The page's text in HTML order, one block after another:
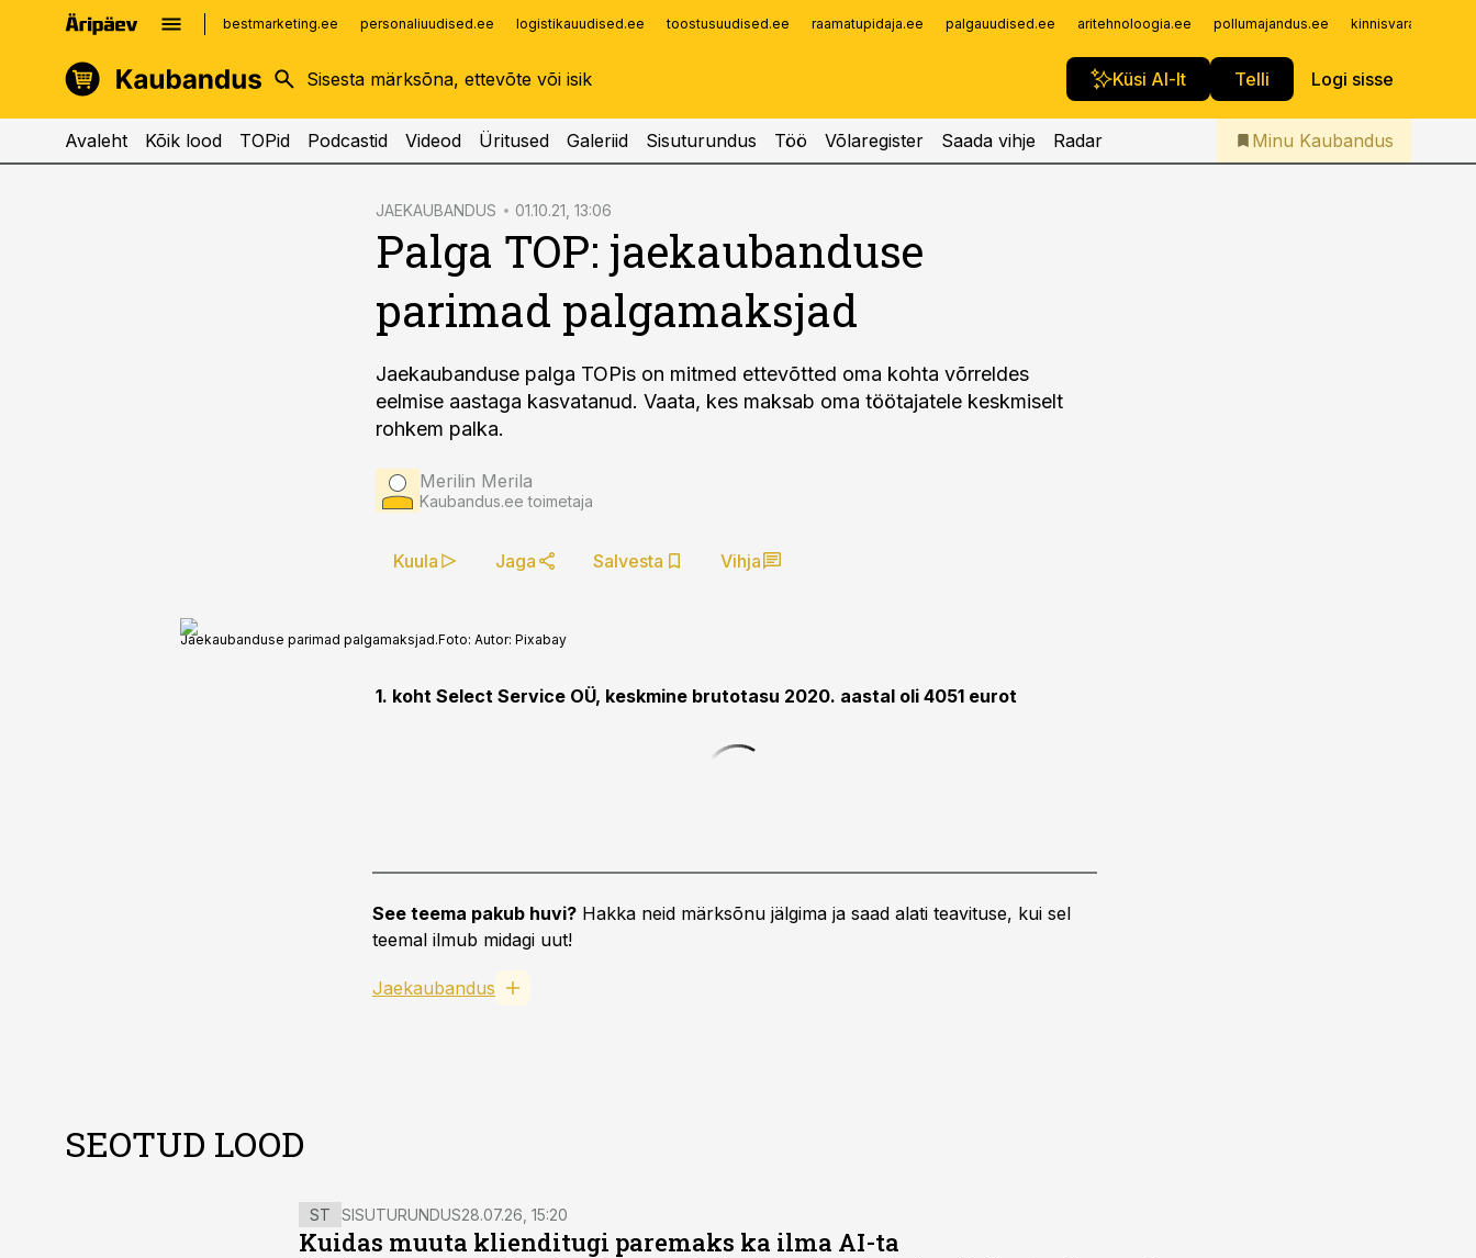
bestmarketing.ee personaliuudised.ee logistikauudised.ee toostusuudised.ee raamatupidaja.ee palgauudised.ee aritehnoloogia.ee pollumajandus.ee
Küsi AI-lt Telli Logi sisse
kinnisvarauudised.ee
logistikauudised.ee
imelineajalugu.ee
Infopank
Iseteenindus
Telli Kaubandus
Avaleht Kõik lood TOPid Podcastid Videod Üritused Galeriid Sisuturundus Töö Võlaregister Saada vihje Radar Minu Kaubandus
JAEKAUBANDUS 01.10.21, 13:06
Palga TOP: jaekaubanduse
parimad palgamaksjad
Jaekaubanduse palga TOPis on mitmed ettevõtted oma kohta võrreldes
eelmise aastaga kasvatanud. Vaata, kes maksab oma töötajatele keskmiselt
rohkem palka.
Merilin Merila
Kaubandus.ee toimetaja
Kuula Jaga Salvesta Vihja
Jaekaubanduse parimad palgamaksjad.Foto: Autor: Pixabay
1. koht Select Service OÜ, keskmine brutotasu 2020. aastal oli 4051 eurot
See teema pakub huvi? Hakka neid märksõnu jälgima ja saad alati teavituse, kui sel
teemal ilmub midagi uut!
Jaekaubandus
SEOTUD LOOD
ST SISUTURUNDUS28.07.26, 15:20
Kuidas muuta klienditugi paremaks ka ilma AI-ta